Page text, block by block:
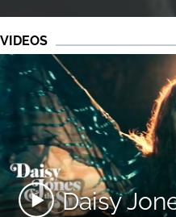
VIDEOS
Daisy